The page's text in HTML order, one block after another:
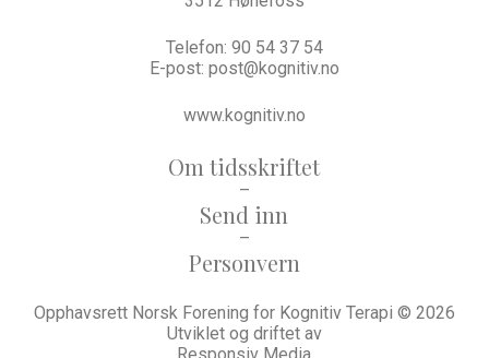
Om tidsskriftet
–
Send inn
–
Personvern
Opphavsrett Norsk Forening for Kognitiv Terapi © 2026
Utviklet og driftet av
Telefon: 90 54 37 54
E-post: post@kognitiv.no
www.kognitiv.no